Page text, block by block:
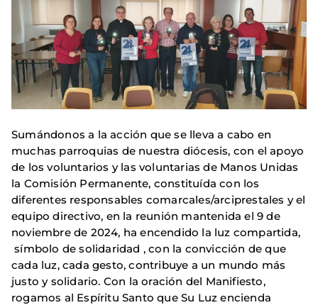
Sumándonos a la acción que se lleva a cabo en
muchas parroquias de nuestra diócesis, con el apoyo
de los voluntarios y las voluntarias de Manos Unidas
la Comisión Permanente, constituída con los
diferentes responsables comarcales/arciprestales y el
equipo directivo, en la reunión mantenida el 9 de
noviembre de 2024, ha encendido la luz compartida,
símbolo de solidaridad , con la convicción de que
cada luz, cada gesto, contribuye a un mundo más
justo y solidario. Con la oración del Manifiesto,
rogamos al Espíritu Santo que Su Luz encienda